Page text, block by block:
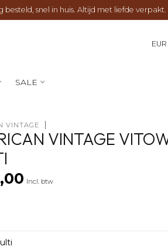
besteld, snel in huis. Altijd met liefde verpakt.
EUR
SALE
VINTAGE
VINTAGE
Incl. btw